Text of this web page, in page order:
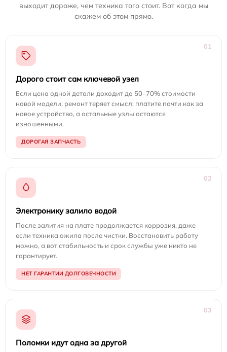
выходит дороже, чем техника того стоит. Вот когда мы
скажем об этом прямо.
01
Дорого стоит сам ключевой узел
Если цена одной детали доходит до 50–70% стоимости
новой модели, ремонт теряет смысл: платите почти как за
новое устройство, а остальные узлы остаются
изношенными.
ДОРОГАЯ ЗАПЧАСТЬ
02
Электронику залило водой
После залития на плате продолжается коррозия, даже
если техника ожила после чистки. Восстановить работу
можно, а вот стабильность и срок службы уже никто не
гарантирует.
НЕТ ГАРАНТИИ ДОЛГОВЕЧНОСТИ
03
Поломки идут одна за другой